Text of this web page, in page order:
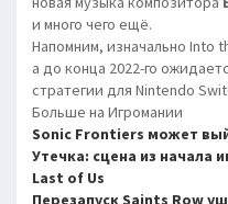
и много чего ещё.
Напомним, изначально Into
а до конца 2022-го
стратегии для Nintendo
Больше на Игромании
Sonic Frontiers может
Утечка: сцена из начала
Last of Us
Перезапуск Saints Row